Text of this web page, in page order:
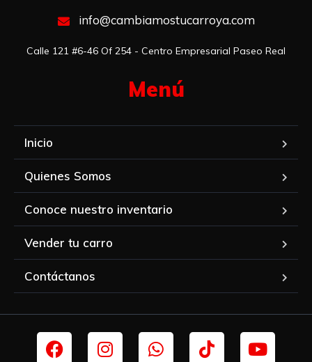
info@cambiamostucarroya.com
Calle 121 #6-46 Of 254 - Centro Empresarial Paseo Real
Menú​
Inicio
Quienes Somos
Conoce nuestro inventario
Vender tu carro
Contáctanos